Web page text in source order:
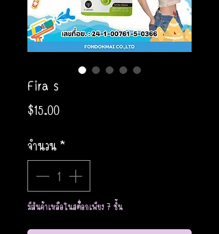
Fira s
$15.00ราคา
จำนวน*
มีสินค้าเหลือในสต็อกเพียง 7 ชิ้น